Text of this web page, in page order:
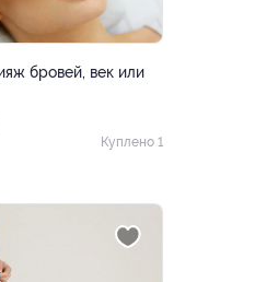
бровей, век или
Куплено 1